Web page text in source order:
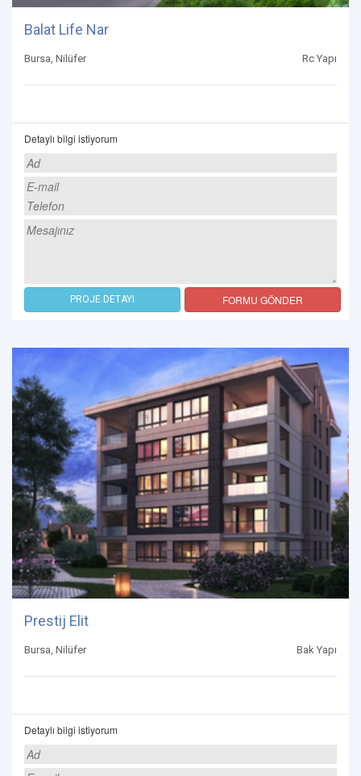
Balat Life Nar
Bursa, Nilüfer Rc Yapı
Detaylı bilgi istiyorum
PROJE DETAYI FORMU GÖNDER
Prestij Elit
Bursa, Nilüfer Bak Yapı
Detaylı bilgi istiyorum